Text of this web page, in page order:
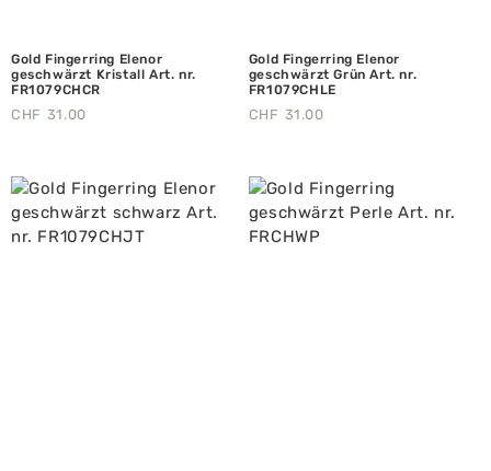
Gold Fingerring Elenor
geschwärzt Kristall Art. nr.
FR1079CHCR
CHF 31.00
Gold Fingerring Elenor
geschwärzt Grün Art. nr.
FR1079CHLE
CHF 31.00